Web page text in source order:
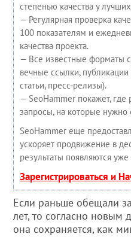
степенью качества у
— Регулярная проверка
100 показателям и
качества проекта.
— Все известные форматы
вечные ссылки,
статьи, пресс-релизы).
— SeoHammer покажет, где
запросы, на которые нужно
SeoHammer еще
ускоряет продвижение в
результаты появляются
Зарегистрироваться и
Если раньше обещали
лет, то согласно
она сохраняется, как